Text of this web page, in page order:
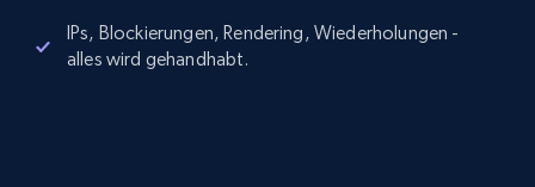
IPs, Blockierungen, Rendering, Wiederholungen -
alles wird gehandhabt.